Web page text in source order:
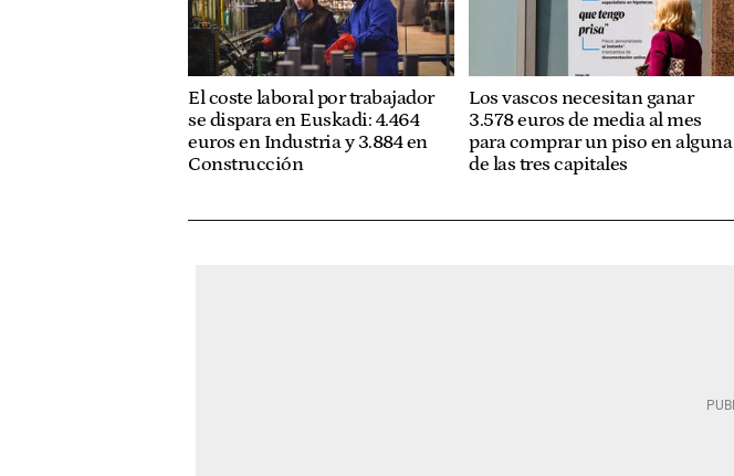
El coste laboral por trabajador
se dispara en Euskadi: 4.464
euros en Industria y 3.884 en
Construcción
Los vascos necesitan ganar
3.578 euros de media al mes
para comprar un piso en alguna
de las tres capitales